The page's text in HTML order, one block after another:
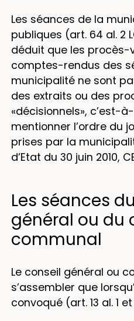
Les séances de la
publiques (art. 64 al. 2
déduit que les procès-
comptes-rendus des
municipalité ne sont
des extraits ou des
«décisionnels», c’est-
mentionner l’ordre du
prises par la
d’Etat du 30 juin 2010,
Les séances
général ou du
communal
Le conseil général ou
s’assembler que
convoqué (art. 13 al. 1 et